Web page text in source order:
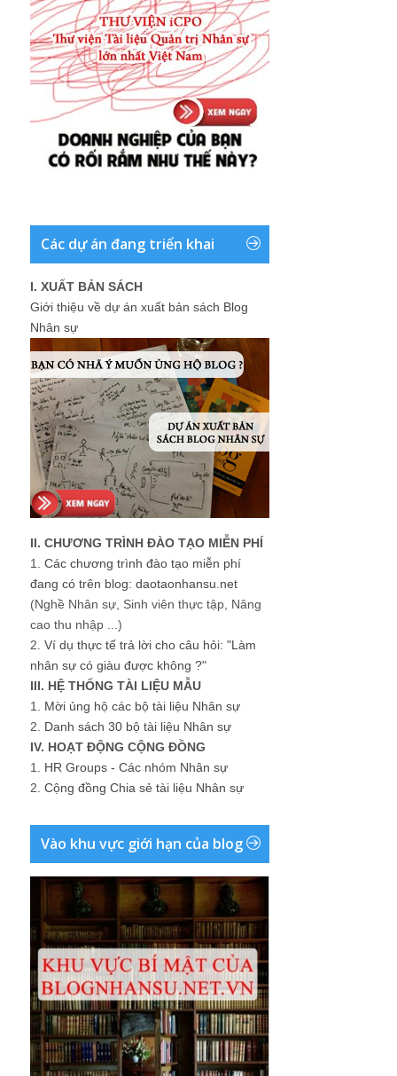
Các dự án đang triển khai
I. XUẤT BẢN SÁCH
Giới thiệu về dự án xuất bản sách Blog
Nhân sự
II. CHƯƠNG TRÌNH ĐÀO TẠO MIỄN PHÍ
1. Các chương trình đào tạo miễn phí
đang có trên blog: daotaonhansu.net
(Nghề Nhân sự, Sinh viên thực tập, Nâng
cao thu nhập ...)
2. Ví dụ thực tế trả lời cho câu hỏi: "Làm
nhân sự có giàu được không ?"
III. HỆ THỐNG TÀI LIỆU MẪU
1. Mời ủng hộ các bộ tài liệu Nhân sự
2. Danh sách 30 bộ tài liệu Nhân sự
IV. HOẠT ĐỘNG CỘNG ĐỒNG
1. HR Groups - Các nhóm Nhân sự
2. Cộng đồng Chia sẻ tài liệu Nhân sự
Vào khu vực giới hạn của blog